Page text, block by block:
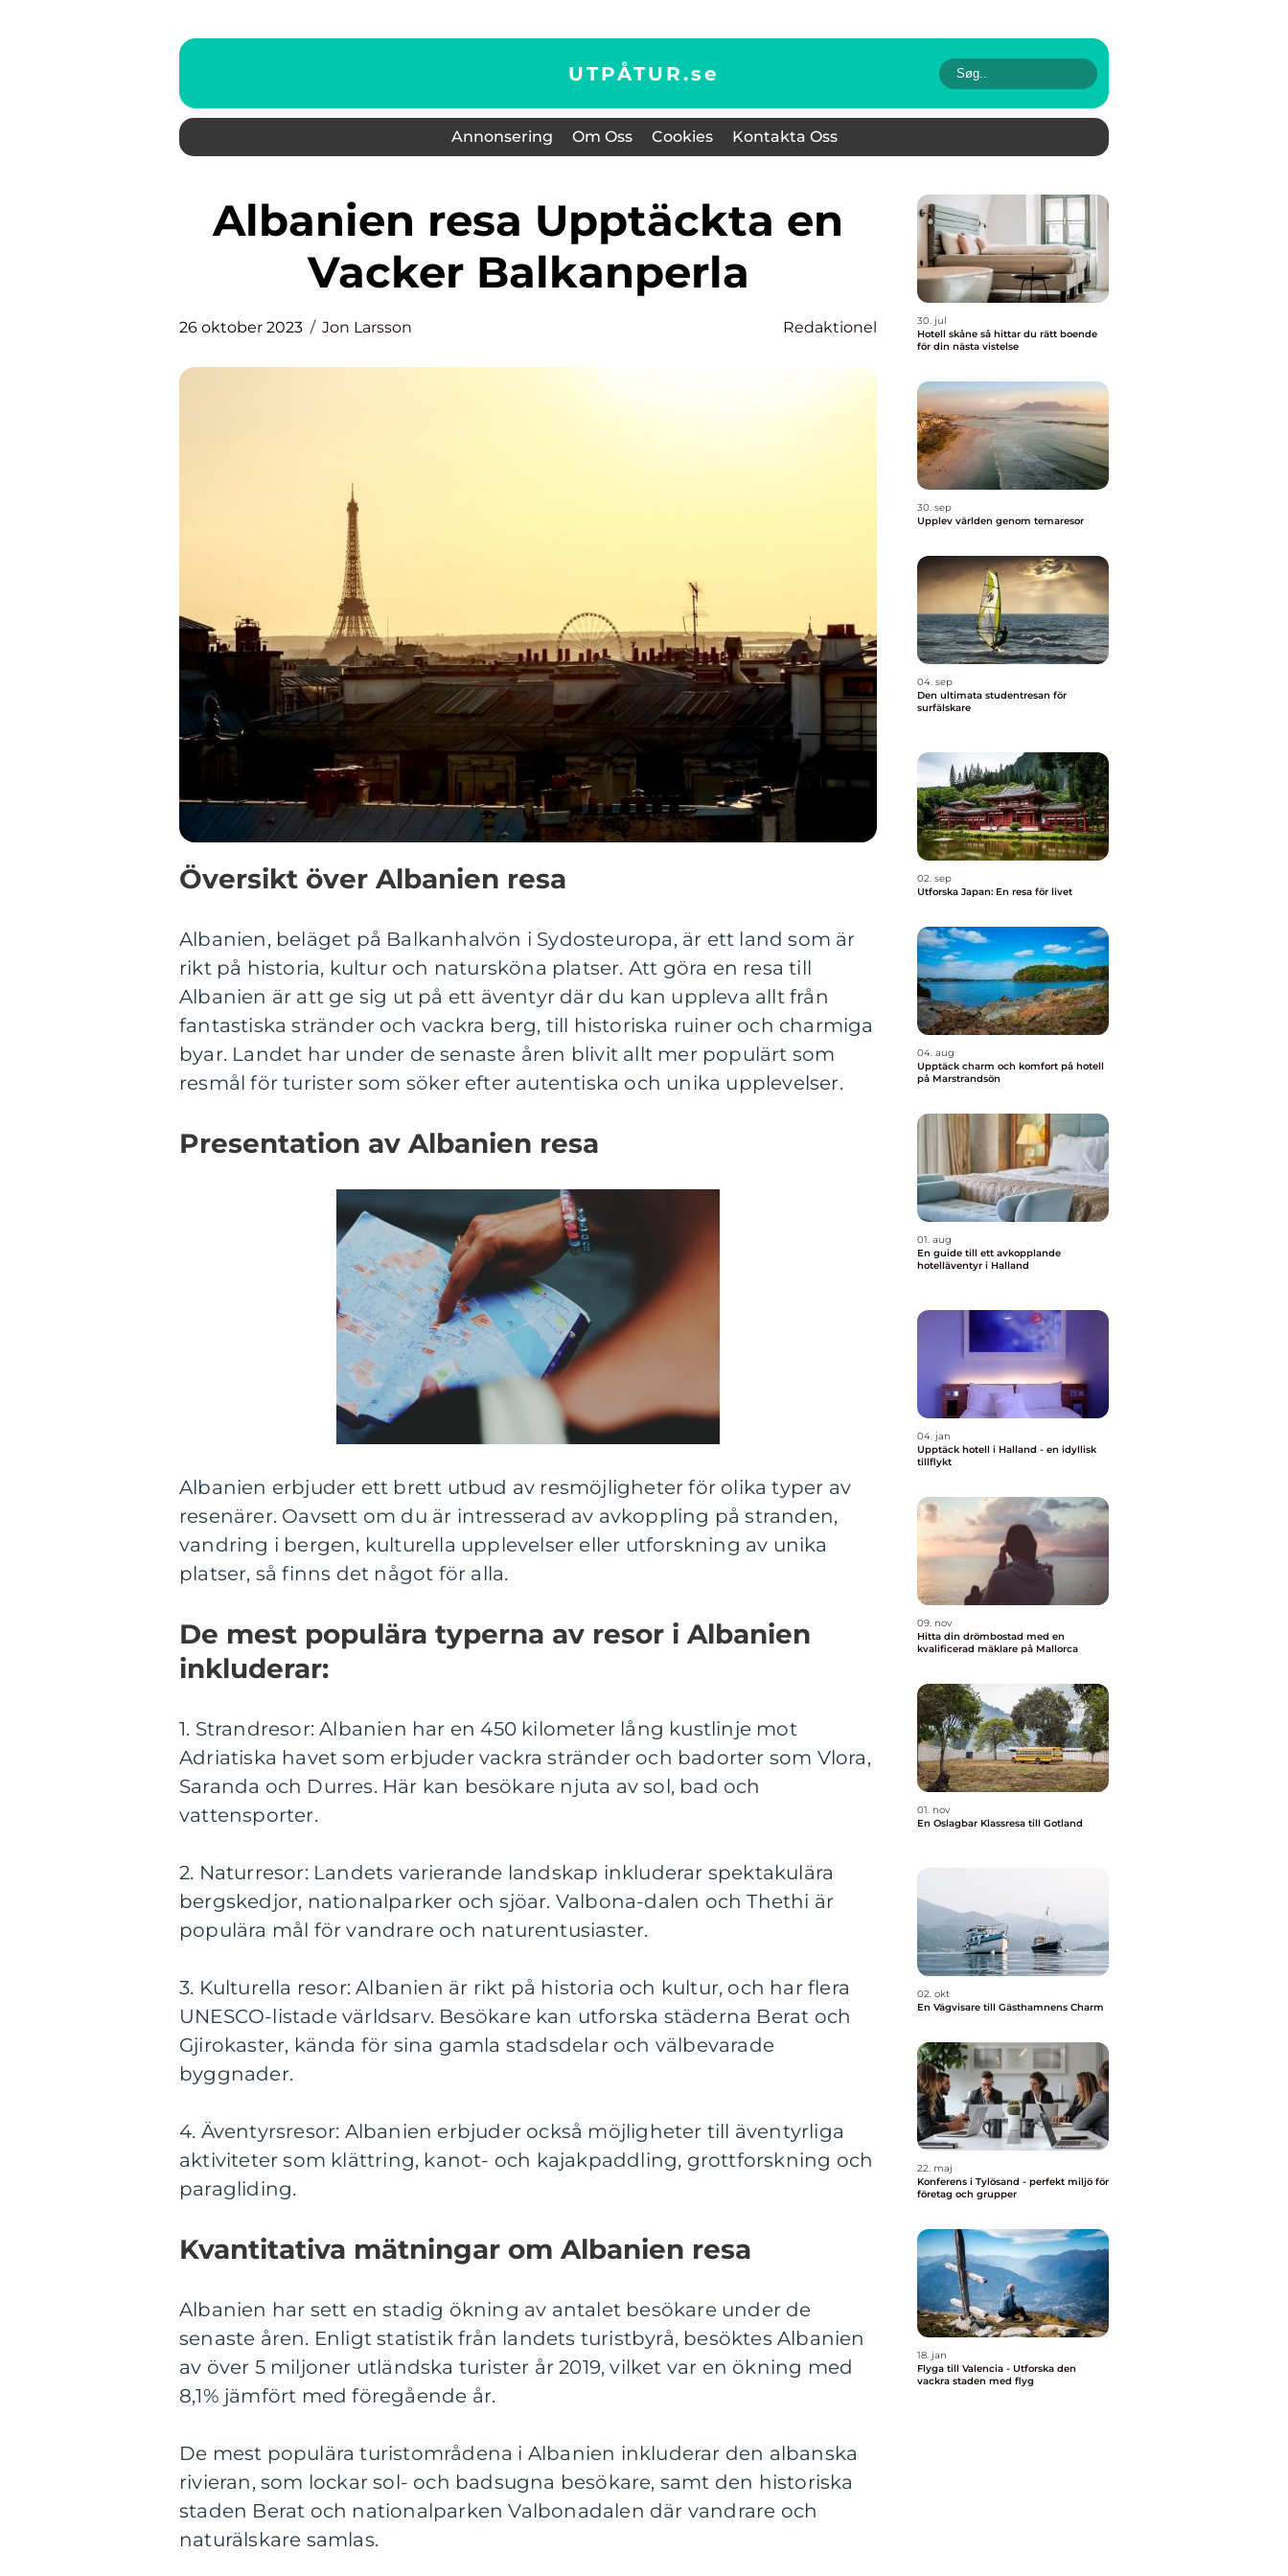
UTPÅTUR.se
Annonsering Om Oss Cookies Kontakta Oss
Albanien resa Upptäckta en
Vacker Balkanperla
26 oktober 2023 Jon Larsson Redaktionel
Översikt över Albanien resa
Albanien, beläget på Balkanhalvön i Sydosteuropa, är ett land som är
rikt på historia, kultur och natursköna platser. Att göra en resa till
Albanien är att ge sig ut på ett äventyr där du kan uppleva allt från
fantastiska stränder och vackra berg, till historiska ruiner och charmiga
byar. Landet har under de senaste åren blivit allt mer populärt som
resmål för turister som söker efter autentiska och unika upplevelser.
Presentation av Albanien resa
Albanien erbjuder ett brett utbud av resmöjligheter för olika typer av
resenärer. Oavsett om du är intresserad av avkoppling på stranden,
vandring i bergen, kulturella upplevelser eller utforskning av unika
platser, så finns det något för alla.
De mest populära typerna av resor i Albanien
inkluderar:
1. Strandresor: Albanien har en 450 kilometer lång kustlinje mot
Adriatiska havet som erbjuder vackra stränder och badorter som Vlora,
Saranda och Durres. Här kan besökare njuta av sol, bad och
vattensporter.
2. Naturresor: Landets varierande landskap inkluderar spektakulära
bergskedjor, nationalparker och sjöar. Valbona-dalen och Thethi är
populära mål för vandrare och naturentusiaster.
3. Kulturella resor: Albanien är rikt på historia och kultur, och har flera
UNESCO-listade världsarv. Besökare kan utforska städerna Berat och
Gjirokaster, kända för sina gamla stadsdelar och välbevarade
byggnader.
4. Äventyrsresor: Albanien erbjuder också möjligheter till äventyrliga
aktiviteter som klättring, kanot- och kajakpaddling, grottforskning och
paragliding.
Kvantitativa mätningar om Albanien resa
Albanien har sett en stadig ökning av antalet besökare under de
senaste åren. Enligt statistik från landets turistbyrå, besöktes Albanien
av över 5 miljoner utländska turister år 2019, vilket var en ökning med
8,1% jämfört med föregående år.
De mest populära turistområdena i Albanien inkluderar den albanska
rivieran, som lockar sol- och badsugna besökare, samt den historiska
staden Berat och nationalparken Valbonadalen där vandrare och
naturälskare samlas.
30. jul
Hotell skåne så hittar du rätt boende
för din nästa vistelse
30. sep
Upplev världen genom temaresor
04. sep
Den ultimata studentresan för
surfälskare
02. sep
Utforska Japan: En resa för livet
04. aug
Upptäck charm och komfort på hotell
på Marstrandsön
01. aug
En guide till ett avkopplande
hotelläventyr i Halland
04. jan
Upptäck hotell i Halland - en idyllisk
tillflykt
09. nov
Hitta din drömbostad med en
kvalificerad mäklare på Mallorca
01. nov
En Oslagbar Klassresa till Gotland
02. okt
En Vägvisare till Gästhamnens Charm
22. maj
Konferens i Tylösand - perfekt miljö för
företag och grupper
18. jan
Flyga till Valencia - Utforska den
vackra staden med flyg